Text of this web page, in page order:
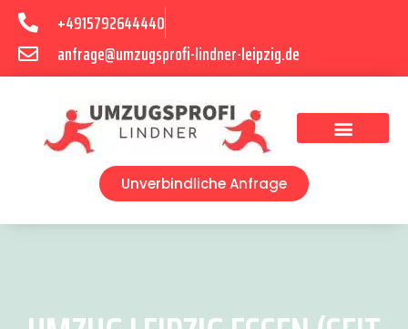
+4915792644440
anfrage@umzugsprofi-lindner-leipzig.de
Unverbindliche Anfrage